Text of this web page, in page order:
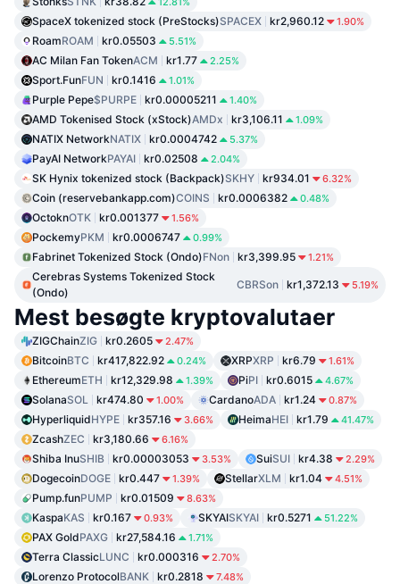
SpaceX tokenized stock (PreStocks)SPACEX kr2,960.12 1.90%
RoamROAM kr0.05503 5.51%
AC Milan Fan TokenACM kr1.77 2.25%
Sport.FunFUN kr0.1416 1.01%
Purple Pepe$PURPE kr0.00005211 1.40%
AMD Tokenised Stock (xStock)AMDx kr3,106.11 1.09%
NATIX NetworkNATIX kr0.0004742 5.37%
PayAI NetworkPAYAI kr0.02508 2.04%
SK Hynix tokenized stock (Backpack)SKHY kr934.01 6.32%
Coin (reservebankapp.com)COINS kr0.0006382 0.48%
OctoknOTK kr0.001377 1.56%
PockemyPKM kr0.0006747 0.99%
Fabrinet Tokenized Stock (Ondo)FNon kr3,399.95 1.21%
Cerebras Systems Tokenized Stock
(Ondo)
CBRSon kr1,372.13 5.19%
Mest besøgte kryptovalutaer
ZIGChainZIG kr0.2605 2.47%
BitcoinBTC kr417,822.92 0.24% XRPXRP kr6.79 1.61%
EthereumETH kr12,329.98 1.39% PiPI kr0.6015 4.67%
SolanaSOL kr474.80 1.00% CardanoADA kr1.24 0.87%
HyperliquidHYPE kr357.16 3.66% HeimaHEI kr1.79 41.47%
ZcashZEC kr3,180.66 6.16%
Shiba InuSHIB kr0.00003053 3.53% SuiSUI kr4.38 2.29%
DogecoinDOGE kr0.447 1.39% StellarXLM kr1.04 4.51%
Pump.funPUMP kr0.01509 8.63%
KaspaKAS kr0.167 0.93% SKYAISKYAI kr0.5271 51.22%
PAX GoldPAXG kr27,584.16 1.71%
Terra ClassicLUNC kr0.000316 2.70%
Lorenzo ProtocolBANK kr0.2818 7.48%